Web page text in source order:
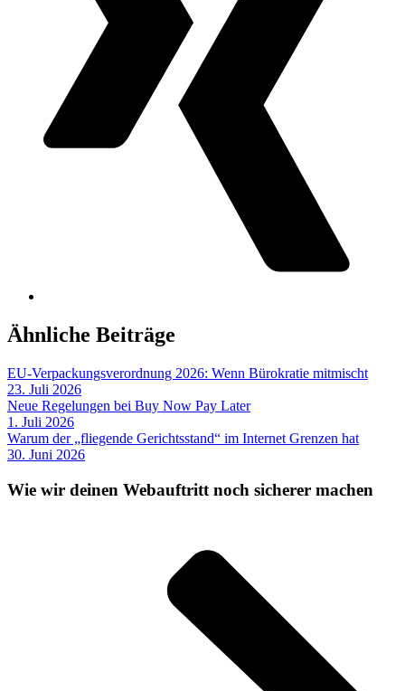
Ähnliche Beiträge
EU-Verpackungsverordnung 2026: Wenn Bürokratie mitmischt
23. Juli 2026
Neue Regelungen bei Buy Now Pay Later
1. Juli 2026
Warum der „fliegende Gerichtsstand“ im Internet Grenzen hat
30. Juni 2026
Wie wir deinen Webauftritt noch sicherer machen